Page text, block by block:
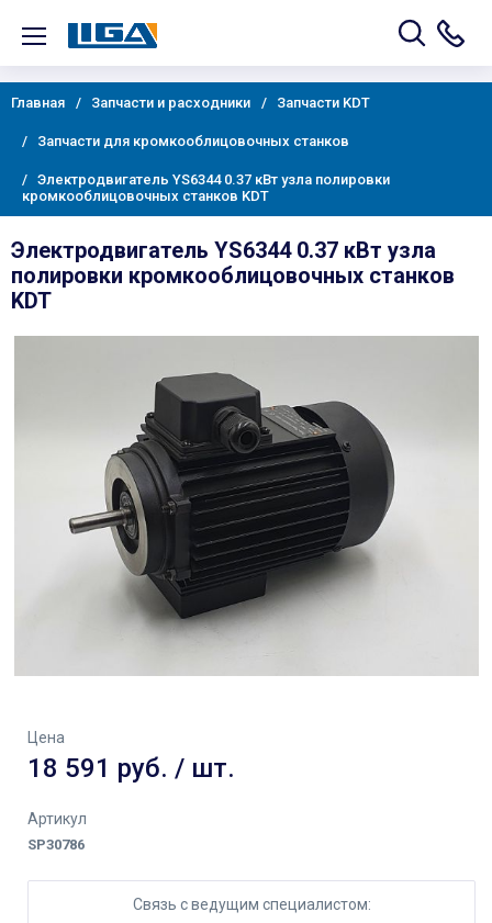
Главная Запчасти и расходники Запчасти KDT
Запчасти для кромкооблицовочных станков
Электродвигатель YS6344 0.37 кВт узла полировки
кромкооблицовочных станков KDT
Электродвигатель YS6344 0.37 кВт узла
полировки кромкооблицовочных станков
KDT
Цена
18 591 руб. / шт.
Артикул
SP30786
Связь с ведущим специалистом: